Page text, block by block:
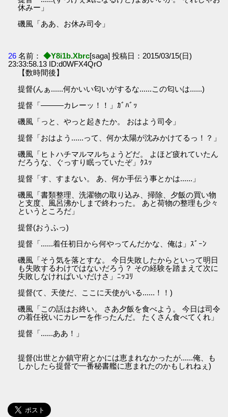
休みー」
磯風「ああ、お休み司令」
26 名前： ◆Y8i1b.Xbrc[saga] 投稿日：2015/03/15(日)
23:33:58.13 ID:d0WFX4QrO
【数時間後】
提督(んぁ......何かいい匂いがするな......この匂いは......)
提督「———カレーッ！！」ｶﾞﾊﾞｯ
磯風「っと、やっと起きたか。 おはよう司令」
提督「おはよう......って、何か太陽が沈みかけてるっ！？」
磯風「ヒトハチマルマルちょうどだ。 よほど疲れていたん
だろうな、ぐっすり眠っていたぞ」ｸｽｯ
提督「す、すまない。 あ、何か手伝う事とかは......」
磯風「書類整理、洗濯物の取り込み、掃除、夕飯の買い物
と支度、風呂沸かしまで終わった。 あと荷物の整理も少々
というところだ」
提督(おうふっ)
提督「......着任初日から何やってんだかな、俺は」ｽﾞｰﾝ
磯風「そう気を落とすな。 今日失敗したからといって明日
も失敗するわけではないだろう？ その経験を踏まえて次に
失敗しなければいいだけさ」ﾆｯｺﾘ
提督(て、天使だ、ここに天使がいる......！！)
磯風「この話はお終い。 さあ夕飯を食べよう。 今日は司令
の着任祝いにカレーを作ったんだ。 たくさん食べてくれ」
提督「......ああ！」
提督(出世とか鎮守府とかには恵まれなかったが......俺、も
しかしたら提督で一番秘書艦に恵まれたのかもしれねぇ)